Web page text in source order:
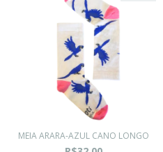
MEIA ARARA-AZUL CANO LONGO